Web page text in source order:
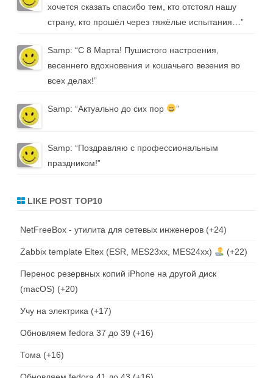
хочется сказать спасибо тем, кто отстоял нашу
страну, кто прошёл через тяжёлые испытания… ”
Samp: “С 8 Марта! Пушистого настроения,
весеннего вдохновения и кошачьего везения во
всех делах!”
Samp: “Актуально до сих пор ”
Samp: “Поздравляю с профессиональным
праздником!”
LIKE POST TOP10
NetFreeBox - утилита для сетевых инженеров +24
Zabbix template Eltex (ESR, MES23xx, MES24xx) +22
Перенос резервных копий iPhone на другой диск
(macOS)
+20
Учу на электрика +17
Обновляем fedora 37 до 39 +16
Тома +16